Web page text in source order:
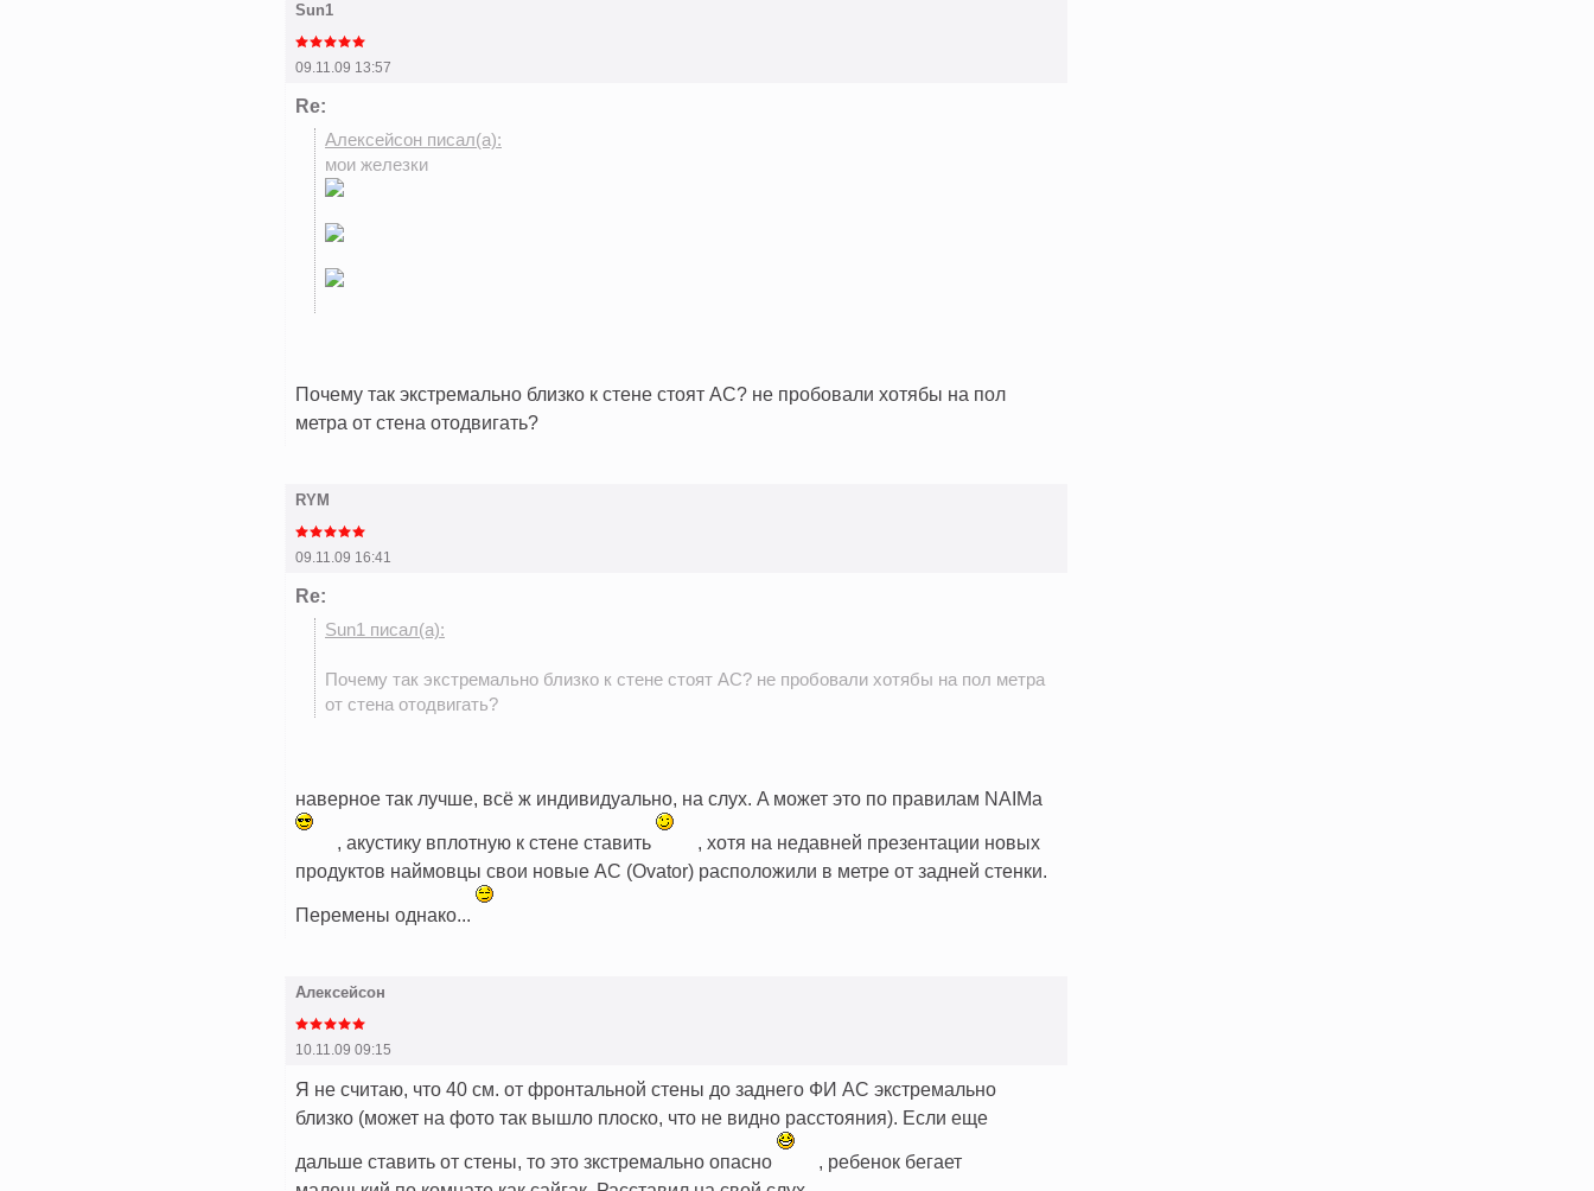
Sun1
09.11.09 13:57
Re:
Алексейсон писал(а):
мои железки
Почему так экстремально близко к стене стоят АС? не пробовали хотябы на пол
метра от стена отодвигать?
RYM
09.11.09 16:41
Re:
Sun1 писал(а):
Почему так экстремально близко к стене стоят АС? не пробовали хотябы на пол метра
от стена отодвигать?
наверное так лучше, всё ж индивидуально, на слух. A может это по правилам NAIMа
, акустику вплотную к стене ставить
, хотя на недавней презентации новых
продуктов наймовцы свои новые АС (Ovator) расположили в метре от задней стенки.
Перемены однако...
Алексейсон
10.11.09 09:15
Я не считаю, что 40 см. от фронтальной стены до заднего ФИ АС экстремально
близко (может на фото так вышло плоско, что не видно расстояния). Если еще
дальше ставить от стены, то это зкстремально опасно
, ребенок бегает